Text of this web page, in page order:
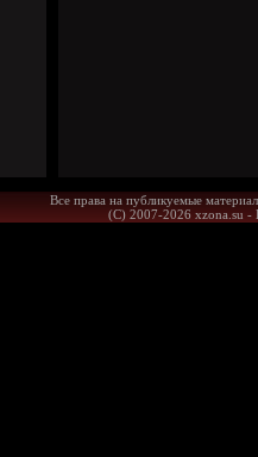
Все права на публикуемые
(С) 2007-2026 xzona.su -